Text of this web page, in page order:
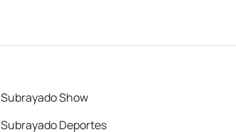
Subrayado Show
Subrayado Deportes